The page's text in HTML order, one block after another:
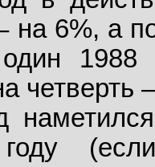
на 6%, а
1988
четверть